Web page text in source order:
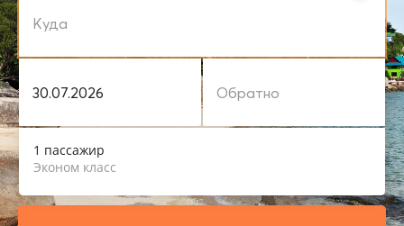
1 пассажир
Эконом класс